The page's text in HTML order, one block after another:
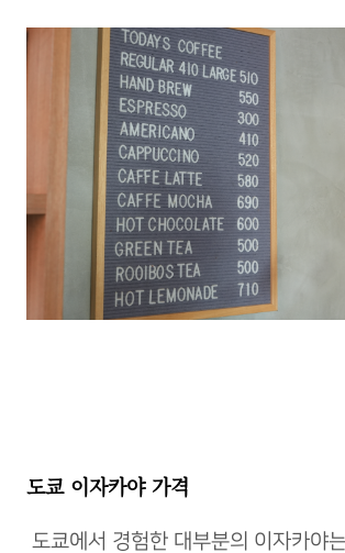
도쿄 이자카야 가격
도쿄에서 경험한 대부분의 이자카야